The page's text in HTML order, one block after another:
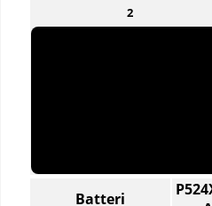
specifikationer
för
2
Batteri